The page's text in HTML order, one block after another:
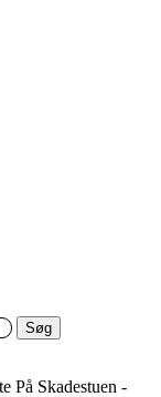
Søg
På Skadestuen -